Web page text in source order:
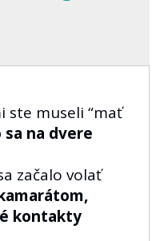
ste museli “mať
sa na dvere
začalo volať
kontakty